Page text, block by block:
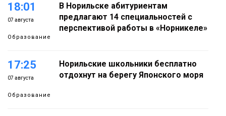
18:01
07 августа
Образование
В Норильске абитуриентам
предлагают 14 специальностей с
перспективой работы в «Норникеле»
17:25
07 августа
Образование
Норильские школьники бесплатно
отдохнут на берегу Японского моря